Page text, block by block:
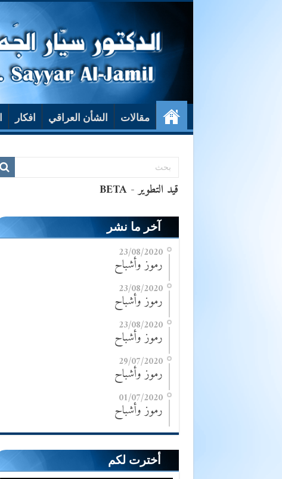
مقالات الشأن العراقي افكار
آخر ما نشر
23/08/2020
رموز وأشباح
23/08/2020
رموز وأشباح
23/08/2020
رموز وأشباح
29/07/2020
رموز وأشباح
01/07/2020
رموز وأشباح
أخترت لكم